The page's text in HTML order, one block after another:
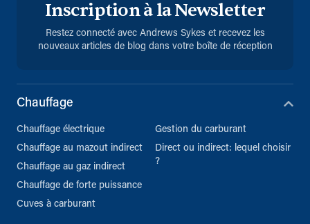
Inscription à la Newsletter
Restez connecté avec Andrews Sykes et recevez les
nouveaux articles de blog dans votre boîte de réception
Chauffage
Chauffage électrique
Chauffage au mazout indirect
Chauffage au gaz indirect
Chauffage de forte puissance
Cuves à carburant
Gestion du carburant
Direct ou indirect: lequel choisir
?